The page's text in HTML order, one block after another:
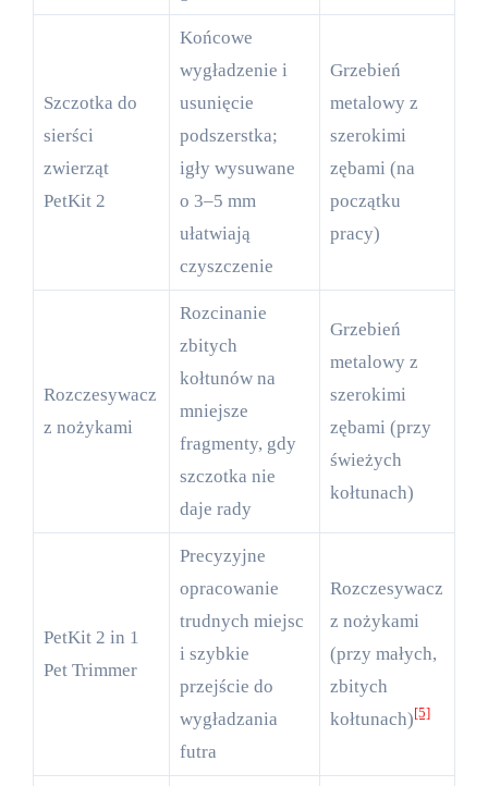
Szczotka do
sierści
zwierząt
PetKit 2
Końcowe
wygładzenie i
usunięcie
podszerstka;
igły wysuwane
o 3–5 mm
ułatwiają
czyszczenie
Grzebień
metalowy z
szerokimi
zębami (na
początku
pracy)
Rozczesywacz
z nożykami
Rozcinanie
zbitych
kołtunów na
mniejsze
fragmenty, gdy
szczotka nie
daje rady
Grzebień
metalowy z
szerokimi
zębami (przy
świeżych
kołtunach)
PetKit 2 in 1
Pet Trimmer
Precyzyjne
opracowanie
trudnych miejsc
i szybkie
przejście do
wygładzania
futra
Rozczesywacz
z nożykami
(przy małych,
zbitych
kołtunach)[5]